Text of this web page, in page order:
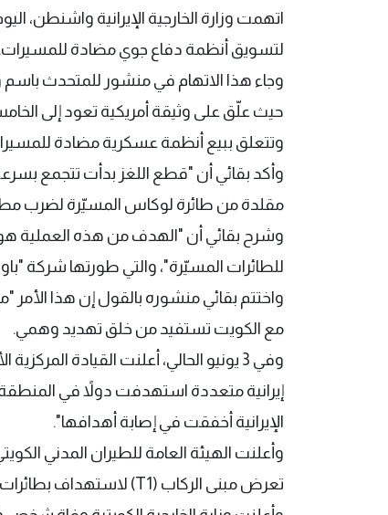
اتهمت وزارة الخارجية الإيرانية واشنطن،
لتسويق أنظمة دفاع جوي مضادة للمسيرات.
وجاء هذا الاتهام في منشور للمتحدث باسم
حيث علّق على وثيقة أمريكية تعود إلى
وتتعلق ببيع أنظمة عسكرية مضادة
وأكد بقائي أن "قطع اللغز بدأت تتجمع
مقلدة من طائرة لوكاس المسيّرة لضرب
وشرح بقائي أن "الهدف من هذه العملية
للطائرات المسيّرة"، والتي طورتها شركة
واختتم بقائي منشوره بالقول إن هذا الأمر
مع الكويت تستفيد من خلق تهديد وهمي.
وفي 3 يونيو الحالي، أعلنت القيادة
إيرانية متعددة استهدفت دولاً في
الإيرانية أخفقت في إصابة أهدافها".
وأعلنت الهيئة العامة للطيران المدني
تعرض مبنى الركاب (T1) لاستهداف بطائرات مسيّرة وصواريخ إيرانية.